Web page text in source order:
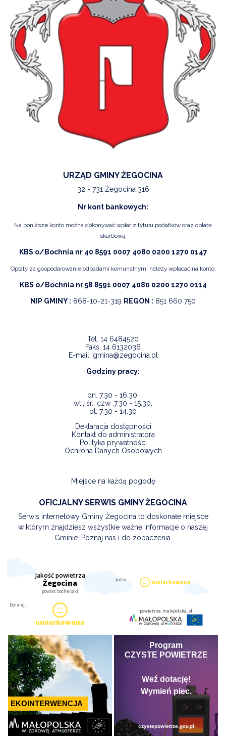
URZĄD GMINY ŻEGOCINA
32 - 731 Żegocina 316
Nr kont bankowych:
Na poniższe konto można dokonywać wpłat z tytułu podatków oraz opłatę
skarbową:
KBS o/Bochnia nr 40 8591 0007 4080 0200 1270 0147
Opłaty za gospodarowanie odpadami komunalnymi należy wpłacać na konto:
KBS o/Bochnia nr 58 8591 0007 4080 0200 1270 0114
NIP GMINY : 868-10-21-319 REGON : 851 660 750
Tel. 14 6484520
Faks. 14 6132036
E-mail. gmina@zegocina.pl
Godziny pracy:
pn. 7.30 - 16.30,
wt., śr., czw .7.30 - 15.30,
pt. 7.30 - 14.30
Deklaracja dostępności
Kontakt do administratora
Polityka prywatności
Ochrona Danych Osobowych
Miejsce na każdą pogodę
OFICJALNY SERWIS GMINY ŻEGOCINA
Serwis internetowy Gminy Żegocina to doskonałe miejsce
w którym znajdziesz wszystkie ważne informacje o naszej
Gminie. Poznaj nas i do zobaczenia.